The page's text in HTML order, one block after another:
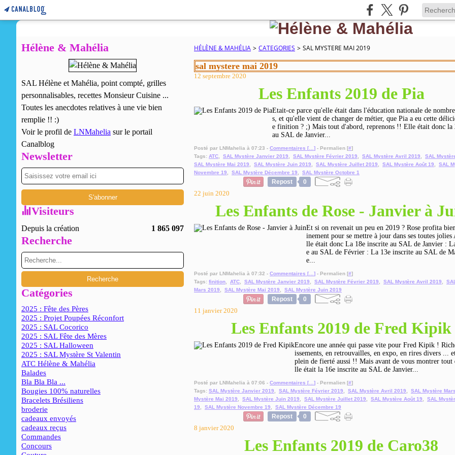
Hélène & Mahélia
SAL Hélène et Mahélia, point compté, grilles
personnalisables, recettes Monsieur Cuisine ...
Toutes les anecdotes relatives à une vie bien
remplie !! :)
Voir le profil de LNMahelia sur le portail
Canalblog
Newsletter
Visiteurs
Depuis la création 1 865 097
Recherche
Catégories
2025 : Fête des Pères
2025 : Projet Poupées Réconfort
2025 : SAL Cocorico
2025 : SAL Fête des Mères
2025 : SAL Halloween
2025 : SAL Mystère St Valentin
ATC Hélène & Mahélia
Balades
Bla Bla Bla ...
Bougies 100% naturelles
Bracelets Brésiliens
broderie
cadeaux envoyés
cadeaux reçus
Commandes
Concours
HÉLÈNE & MAHÉLIA > CATEGORIES > SAL MYSTERE MAI 2019
sal mystere mai 2019
12 septembre 2020
Les Enfants 2019 de Pia
Etait-ce parce qu'elle était dans l'éducation nationale de
s, et qu'elle vient de changer de métier, que Pia a eu cette
e finition ? ;) Mais tout d'abord, reprenons !! Elle était donc la
au SAL de Janvier...
Posté par LNMahelia à 07:23 - Commentaires [ ] - Permalien [#]
Tags: ATC SAL Mystère Janvier 2019 SAL Mystère Février 2019 SAL Mystère Avril 2019 SAL
SAL Mystère Mai 2019
SAL Mystère Juin 2019 SAL Mystère Juillet 2019 SAL Mystère Août 19
SAL
Novembre 19
SAL Mystère Décembre 19 SAL Mystère Octobre 1
Repost 0
22 juin 2020
Les Enfants de Rose - Janvier à
Et si on revenait un peu en 2019 ? Rose profita
inement pour se mettre à jour dans ses toutes
lle était donc La 18e inscrite au SAL de Janvier :
e au SAL de Février : La 13e inscrite au SAL de
e...
Posté par LNMahelia à 07:32 - Commentaires [ ] - Permalien [#]
Tags: finition ATC SAL Mystère Janvier 2019 SAL Mystère Février 2019 SAL Mystère Avril 2019
Mars 2019
SAL Mystère Mai 2019 SAL Mystère Juin 2019
Repost 0
11 janvier 2020
Les Enfants 2019 de Fred Kipik
Encore une année qui passe vite pour Fred Kipik !
issements, en retrouvailles, en expo, en rires divers ...
plein de fierté aussi !! Mais avant de vous montrer
lle était la 16e inscrite au SAL de Janvier...
Posté par LNMahelia à 07:06 - Commentaires [ ] - Permalien [#]
Tags: SAL Mystère Janvier 2019 SAL Mystère Février 2019 SAL Mystère Avril 2019 SAL Mystère
Mystère Mai 2019
SAL Mystère Juin 2019 SAL Mystère Juillet 2019 SAL Mystère Août 19
SAL
19
SAL Mystère Novembre 19 SAL Mystère Décembre 19
Repost 0
8 janvier 2020
Les Enfants 2019 de Caro38